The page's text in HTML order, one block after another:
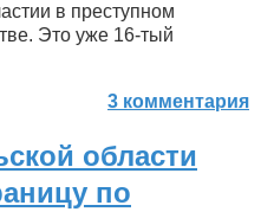
в преступном
Это уже 16-тый
3 комментария
области
по